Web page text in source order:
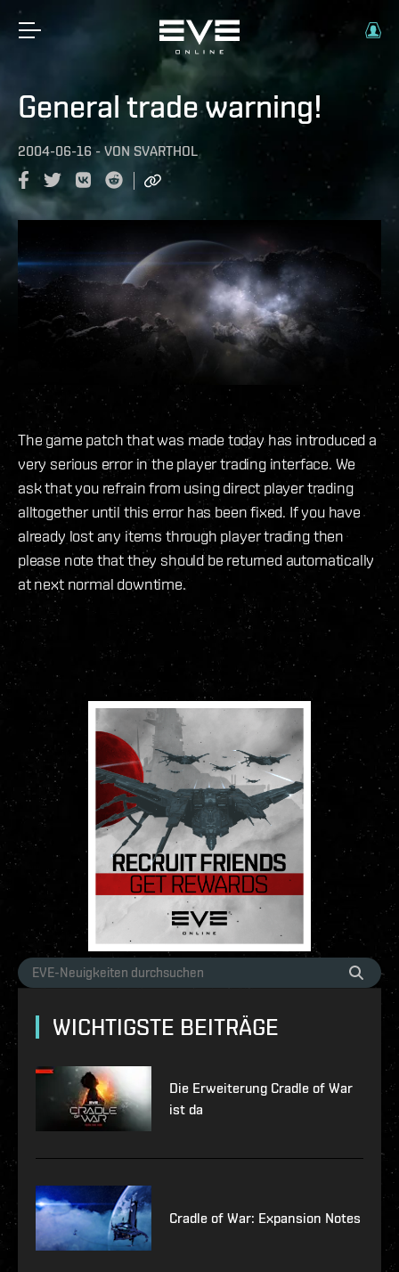
General trade warning!
2004-06-16 - VON SVARTHOL
The game patch that was made today has introduced a
very serious error in the player trading interface. We
ask that you refrain from using direct player trading
alltogether until this error has been fixed. If you have
already lost any items through player trading then
please note that they should be returned automatically
at next normal downtime.
WICHTIGSTE BEITRÄGE
Die Erweiterung Cradle of War
ist da
Cradle of War: Expansion Notes